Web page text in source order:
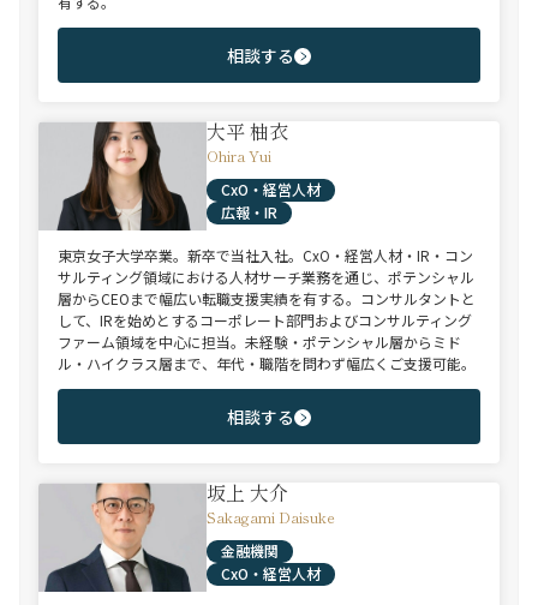
相談する
大平 柚衣
Ohira Yui
CxO・経営人材
広報・IR
東京女子大学卒業。新卒で当社入社。CxO・経営人材・IR・コン
サルティング領域における人材サーチ業務を通じ、ポテンシャル
層からCEOまで幅広い転職支援実績を有する。コンサルタントと
して、IRを始めとするコーポレート部門およびコンサルティング
ファーム領域を中心に担当。未経験・ポテンシャル層からミド
ル・ハイクラス層まで、年代・職階を問わず幅広くご支援可能。
相談する
坂上 大介
Sakagami Daisuke
金融機関
CxO・経営人材